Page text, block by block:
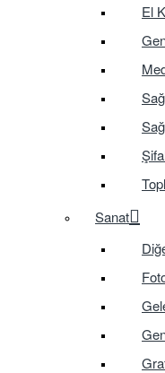
El
Sanat